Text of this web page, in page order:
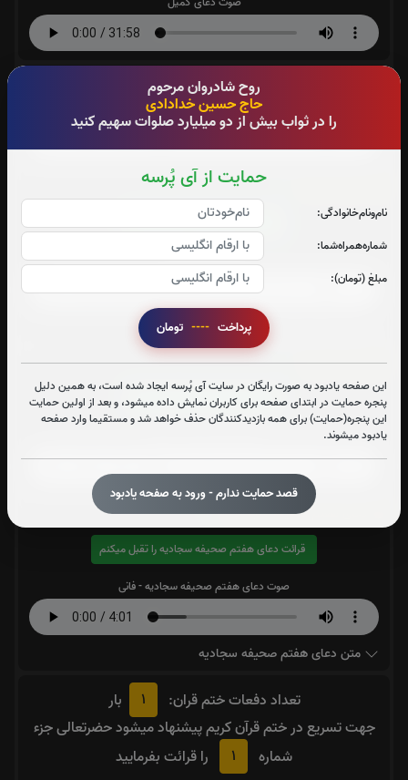
روح شادروان مرحوم
حاج حسین خدادادی
را در ثواب بیش از دو میلیارد صلوات سهیم کنید
حمایت از آی پُرسه
نام‌و‌نام‌خانوادگی:
شماره‌همراه‌شما:
مبلغ (تومان):
پرداخت ----
این صفحه یادبود به صورت رایگان در سایت آی پُرسه ایجاد شده است، به همین دلیل
پنجره حمایت در ابتدای صفحه برای کاربران نمایش داده میشود، و بعد از اولین حمایت
این پنجره(حمایت) برای همه بازدیدکنندگان حذف خواهد شد و مستقیما وارد صفحه
یادبود میشوند.
قصد حمایت ندارم - ورود به صفحه یادبود
صوت دعای عهد
قرائت دعای نادعلی را تقبل میکنم
صوت دعای نادعلی
روضه مسلم:0بار
قرائت روضه مسلم را تقبل میکنم
دعای هفتم صحیفه سجادیه:0بار
قرائت دعای هفتم صحیفه سجادیه را تقبل میکنم
صوت دعای هفتم صحیفه سجادیه - فانی
متن دعای هفتم صحیفه سجادیه
تعداد دفعات ختم قران: 1
بار
جهت تسریع در ختم قرآن کریم پیشنهاد میشود حضرتعالی جزء
شماره
1 را قرائت بفرمایید